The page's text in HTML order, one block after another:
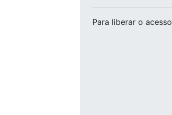
Para liberar o acesso